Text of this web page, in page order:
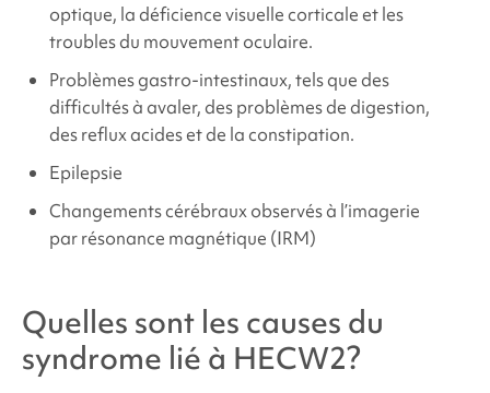
optique, la déficience visuelle corticale et les
troubles du mouvement oculaire.
Problèmes gastro-intestinaux, tels que des
difficultés à avaler, des problèmes de digestion,
des reflux acides et de la constipation.
Epilepsie
Changements cérébraux observés à l’imagerie
par résonance magnétique (IRM)
Quelles sont les causes du
syndrome lié à HECW2?